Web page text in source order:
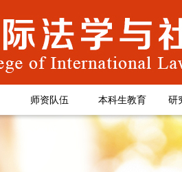
师资队伍 本科生教育 研